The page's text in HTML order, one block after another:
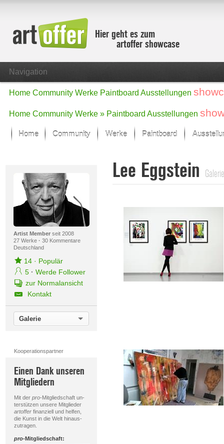
Hier geht es zum
artoffer showcase
Navigation
Home Community Werke Paintboard Ausstellungen
Home Community Werke » Paintboard Ausstellungen
Home Community Werke
Der letzte Monat im Fokus
Alle Fokus-Werke
Alle neuen Werke
Paintboard
Artist Memberseit 2008
27 Werke · 30 Kommentare
Deutschland
14· Populär
5 · Werde Follower
zur Normalansicht
Kontakt
Galerie
Kooperationspartner
Einen Dank unseren
Mitgliedern
Mit der pro-Mitgliedschaft un-
terstützen unsere Mitglieder
artofferfinanziell und helfen,
die Kunst in die Welt hinaus-
zutragen.
pro-Mitgliedschaft:
Lee Eggstein Galerie